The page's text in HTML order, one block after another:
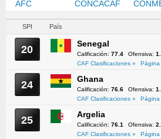
AFC CONCACAF
SPI País
20 Senegal
Calificación: 77.4 Ofensiva:
CAF Clasificaciones »
Página
24 Ghana
Calificación: 76.6 Ofensiva:
CAF Clasificaciones »
Página
25 Argelia
Calificación: 76.1 Ofensiva:
CAF Clasificaciones »
Página